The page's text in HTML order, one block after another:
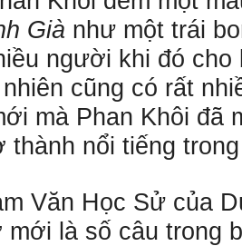
Già như một trái
người khi đó
cũng có rất
mà Phan Khôi đã
thành nổi tiếng
Văn Học Sử của
mới là số câu trong